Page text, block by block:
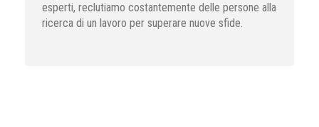
esperti, reclutiamo costantemente delle persone alla
ricerca di un lavoro per superare nuove sfide.